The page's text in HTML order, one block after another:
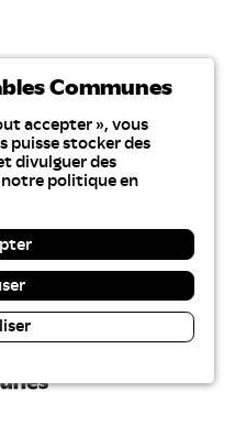
Communes
accepter », vous
puisse stocker des
divulguer des
politique en